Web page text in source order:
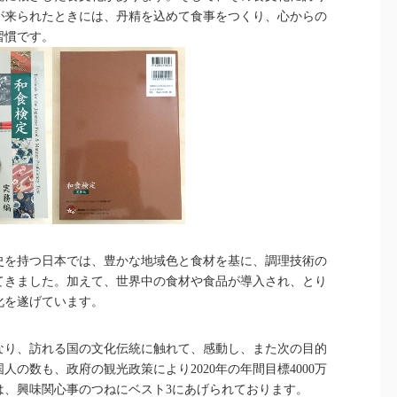
られたときには、丹精を込めて食事をつくり、心からの
です。
持つ日本では、豊かな地域色と食材を基に、調理技術の
ました。加えて、世界中の食材や食品が導入され、とり
遂げています。
、訪れる国の文化伝統に触れて、感動し、また次の目的
の数も、政府の観光政策により2020年の年間目標4000万
興味関心事のつねにベスト3にあげられております。